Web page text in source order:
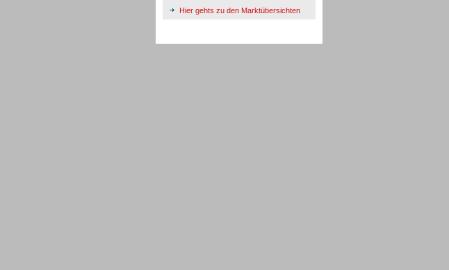
Hier gehts zu den Marktübersichten